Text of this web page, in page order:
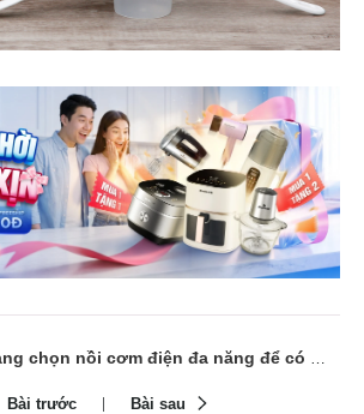
nồi cơm điện đa năng để có được bữa cơm ngon cho cả nhà
Bài trước Bài sau